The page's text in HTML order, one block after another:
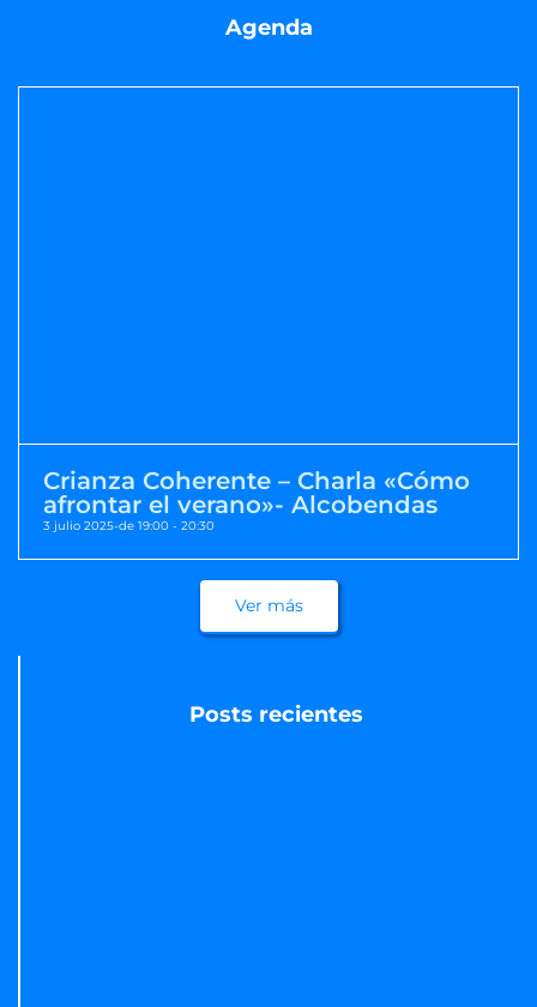
Agenda
Crianza Coherente – Charla «Cómo
afrontar el verano»- Alcobendas
3 julio 2025-de 19:00 - 20:30
Ver más
Posts recientes